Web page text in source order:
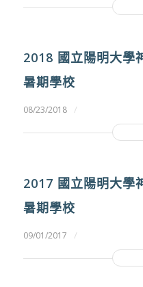
2018 國立陽明大學
暑期學校
08/23/2018 /
2017 國立陽明大學
暑期學校
09/01/2017 /